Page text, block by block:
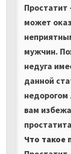
Простатит
может
мужчин.
недуга
данной
вам
Что такое